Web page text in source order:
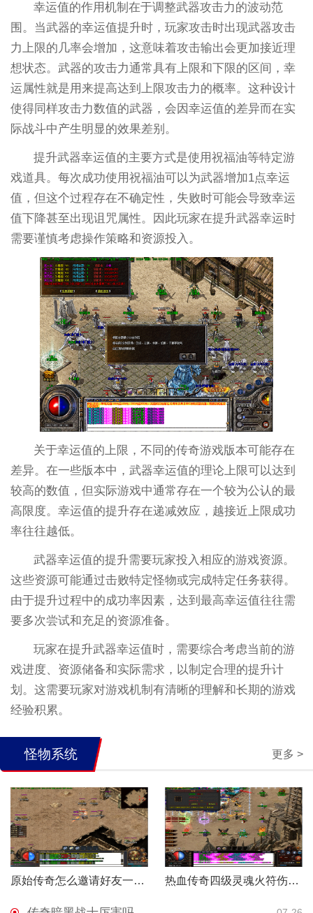
幸运值的作用机制在于调整武器攻击力的波动范
围。当武器的幸运值提升时，玩家攻击时出现武器攻击
力上限的几率会增加，这意味着攻击输出会更加接近理
想状态。武器的攻击力通常具有上限和下限的区间，幸
运属性就是用来提高达到上限攻击力的概率。这种设计
使得同样攻击力数值的武器，会因幸运值的差异而在实
际战斗中产生明显的效果差别。
提升武器幸运值的主要方式是使用祝福油等特定游
戏道具。每次成功使用祝福油可以为武器增加1点幸运
值，但这个过程存在不确定性，失败时可能会导致幸运
值下降甚至出现诅咒属性。因此玩家在提升武器幸运时
需要谨慎考虑操作策略和资源投入。
关于幸运值的上限，不同的传奇游戏版本可能存在
差异。在一些版本中，武器幸运值的理论上限可以达到
较高的数值，但实际游戏中通常存在一个较为公认的最
高限度。幸运值的提升存在递减效应，越接近上限成功
率往往越低。
武器幸运值的提升需要玩家投入相应的游戏资源。
这些资源可能通过击败特定怪物或完成特定任务获得。
由于提升过程中的成功率因素，达到最高幸运值往往需
要多次尝试和充足的资源准备。
玩家在提升武器幸运值时，需要综合考虑当前的游
戏进度、资源储备和实际需求，以制定合理的提升计
划。这需要玩家对游戏机制有清晰的理解和长期的游戏
经验积累。
怪物系统 更多 >
原始传奇怎么邀请好友一起玩 热血传奇四级灵魂火符伤害高吗